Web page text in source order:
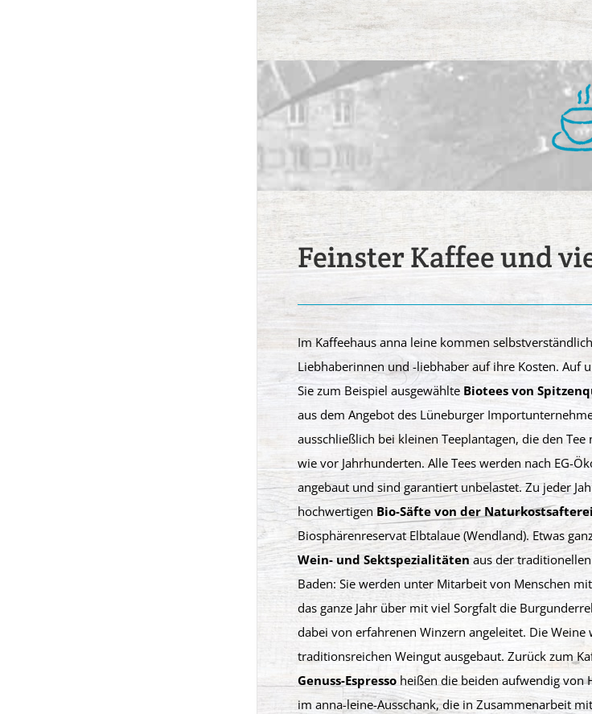
Feinster Kaffee und
Im Kaffeehaus anna leine kommen
Liebhaberinnen und -liebhaber auf ihre Kosten. Auf
Sie zum Beispiel ausgewählte Biotees von
aus dem Angebot des Lüneburger
ausschließlich bei kleinen Teeplantagen, die den
wie vor Jahrhunderten. Alle Tees werden nach EG-
angebaut und sind garantiert unbelastet. Zu jeder
hochwertigen Bio-Säfte von der
Biosphärenreservat Elbtalaue (Wendland). Etwas
Wein- und Sektspezialitätenaus der
Baden: Sie werden unter Mitarbeit von Menschen
das ganze Jahr über mit viel Sorgfalt die
dabei von erfahrenen Winzern angeleitet. Die
traditionsreichen Weingut ausgebaut. Zurück zum
Genuss-Espresso heißen die beiden aufwendig von
im anna-leine-Ausschank, die in Zusammenarbeit